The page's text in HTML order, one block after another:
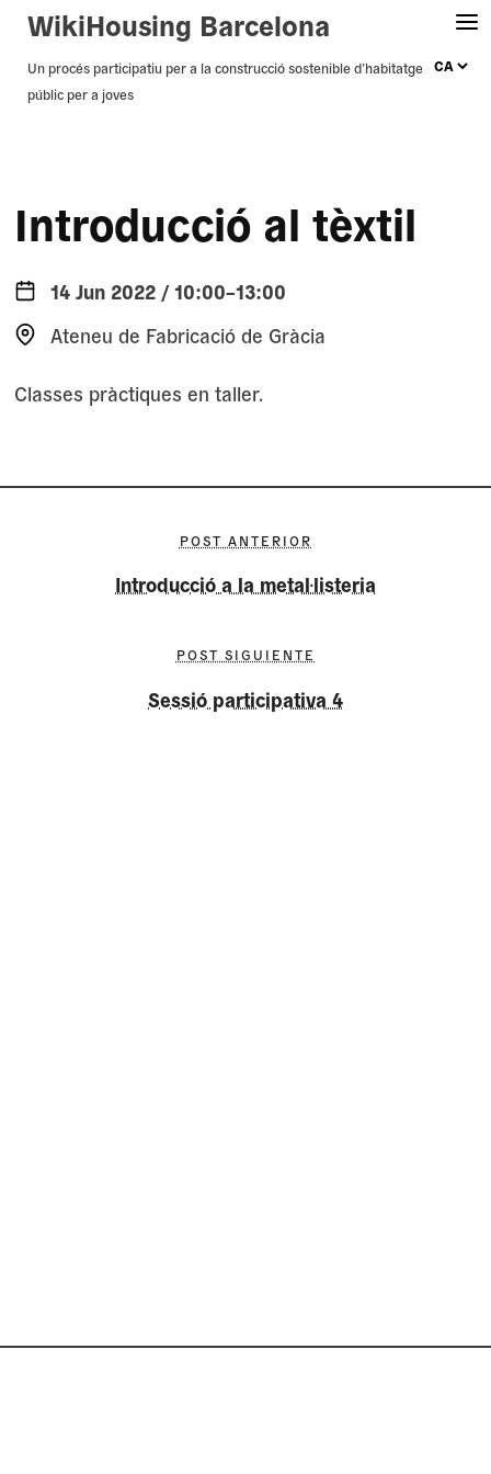
Skip
WikiHousing Barcelona
Un procés participatiu per a la construcció sostenible d’habitatge
públic per a joves
Introducció al tèxtil
14 Jun 2022 / 10:00–13:00
Ateneu de Fabricació de Gràcia
Classes pràctiques en taller.
POST ANTERIOR
Introducció a la metal·listeria
POST SIGUIENTE
Sessió participativa 4